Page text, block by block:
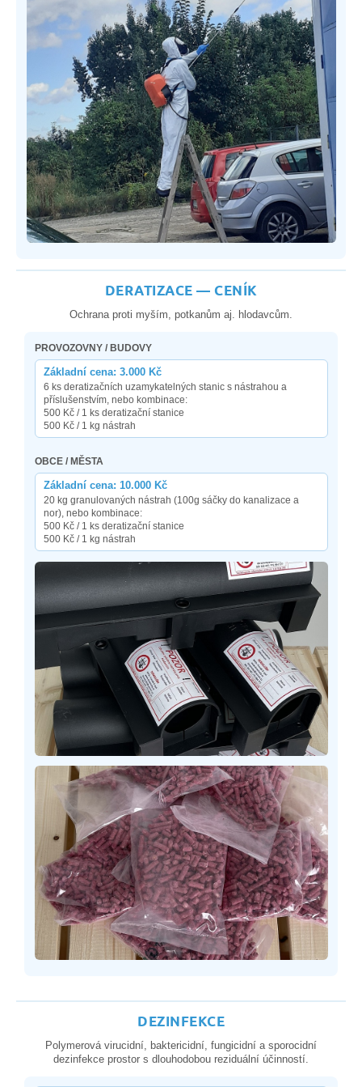
DERATIZACE — CENÍK
Ochrana proti myším, potkanům aj. hlodavcům.
PROVOZOVNY / BUDOVY
Základní cena: 3.000 Kč
6 ks deratizačních uzamykatelných stanic s nástrahou a
příslušenstvím, nebo kombinace:
500 Kč / 1 ks deratizační stanice
500 Kč / 1 kg nástrah
OBCE / MĚSTA
Základní cena: 10.000 Kč
20 kg granulovaných nástrah (100g sáčky do kanalizace a
nor), nebo kombinace:
500 Kč / 1 ks deratizační stanice
500 Kč / 1 kg nástrah
DEZINFEKCE
Polymerová virucidní, baktericidní, fungicidní a sporocidní
dezinfekce prostor s dlouhodobou reziduální účinností.